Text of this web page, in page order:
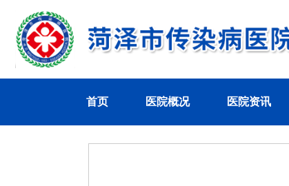
首页 医院概况 医院资讯